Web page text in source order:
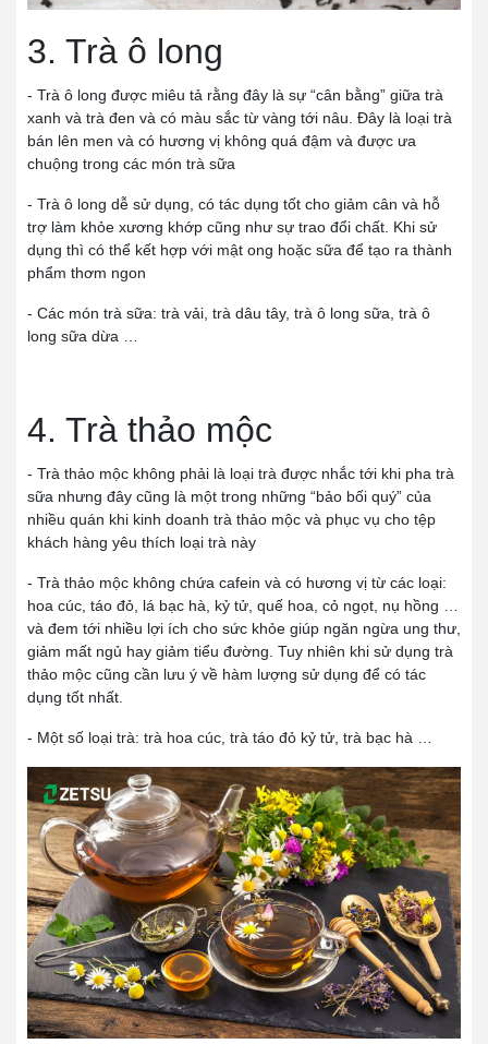
3. Trà ô long
- Trà ô long được miêu tả rằng đây là sự “cân bằng” giữa trà
xanh và trà đen và có màu sắc từ vàng tới nâu. Đây là loại trà
bán lên men và có hương vị không quá đậm và được ưa
chuộng trong các món trà sữa
- Trà ô long dễ sử dụng, có tác dụng tốt cho giảm cân và hỗ
trợ làm khỏe xương khớp cũng như sự trao đổi chất. Khi sử
dụng thì có thể kết hợp với mật ong hoặc sữa để tạo ra thành
phẩm thơm ngon
- Các món trà sữa: trà vải, trà dâu tây, trà ô long sữa, trà ô
long sữa dừa …
4. Trà thảo mộc
- Trà thảo mộc không phải là loại trà được nhắc tới khi pha trà
sữa nhưng đây cũng là một trong những “bảo bối quý” của
nhiều quán khi kinh doanh trà thảo mộc và phục vụ cho tệp
khách hàng yêu thích loại trà này
- Trà thảo mộc không chứa cafein và có hương vị từ các loại:
hoa cúc, táo đỏ, lá bạc hà, kỷ tử, quế hoa, cỏ ngọt, nụ hồng …
và đem tới nhiều lợi ích cho sức khỏe giúp ngăn ngừa ung thư,
giảm mất ngủ hay giảm tiểu đường. Tuy nhiên khi sử dụng trà
thảo mộc cũng cần lưu ý về hàm lượng sử dụng để có tác
dụng tốt nhất.
- Một số loại trà: trà hoa cúc, trà táo đỏ kỷ tử, trà bạc hà …